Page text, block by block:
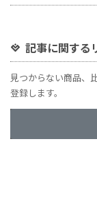
記事に関する
見つからない商品、
登録します。